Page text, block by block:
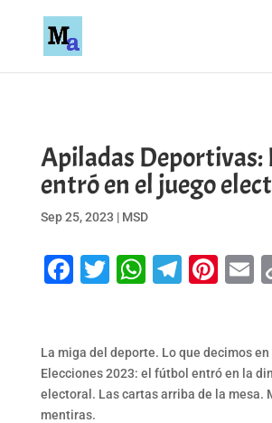
Apiladas Deportivas:
entró en el juego
Sep 25, 2023 | MSD
Facebook
Twitter
La miga del deporte. Lo que decimos en
Elecciones 2023: el fútbol entró en la
electoral. Las cartas arriba de la mesa.
mentiras.